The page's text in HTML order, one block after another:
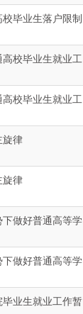
毕业生落户限制
校毕业生就业工
校毕业生就业工
旋律
旋律
做好普通高等学
做好普通高等学
毕业生就业工作暂